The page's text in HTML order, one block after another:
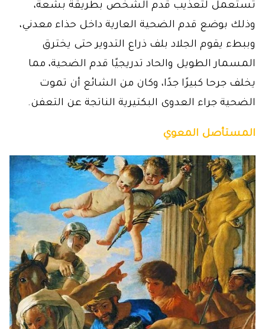
تستعمل لتعذيب قدم الشخص بطريقة بشعة،
وذلك بوضع قدم الضحية العارية داخل حذاء معدني،
وببطء يقوم الجلاد بلف ذراع التدوير حتى يخترق
المسمار الطويل والحاد تدريجيًا قدم الضحية، مما
يخلف جرحا كبيرًا جدًا، وكان من الشائع أن تموت
الضحية جراء العدوى البكتيرية الناتجة عن التعفن.
المستأصل المعوي